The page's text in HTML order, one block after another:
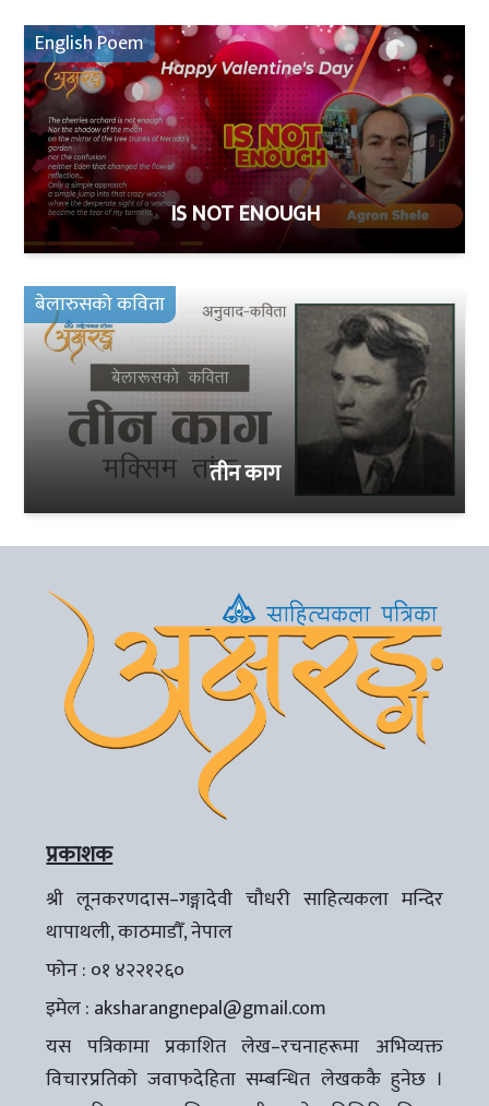
English Poem
IS NOT ENOUGH
बेलारुसको कविता
तीन काग
प्रकाशक
श्री लूनकरणदास–गङ्गादेवी चौधरी साहित्यकला मन्दिर
थापाथली, काठमाडौँ, नेपाल
फोन : ०१ ४२२१२६०
इमेल : aksharangnepal@gmail.com
यस पत्रिकामा प्रकाशित लेख–रचनाहरूमा अभिव्यक्त
विचारप्रतिको जवाफदेहिता सम्बन्धित लेखककै हुनेछ ।